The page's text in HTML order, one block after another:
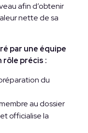
afin d’obtenir
nette de sa
par une équipe
rôle précis :
du
au dossier
officialise la